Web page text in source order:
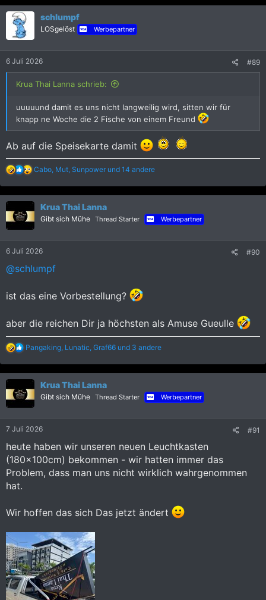
k
t
i
o
n
:
schlumpf
LOSgelöst Werbepartner
6 Juli 2026 #89
Krua Thai Lanna schrieb:
uuuuund damit es uns nicht langweilig wird, sitten wir für
knapp ne Woche die 2 Fische von einem Freund
Ab auf die Speisekarte damit
R
a
k
n
Cabo Mut Sunpower und 14 andere
Krua Thai Lanna
Gibt sich Mühe Thread Starter Werbepartner
6 Juli 2026 #90
@schlumpf
ist das eine Vorbestellung?
aber die reichen Dir ja höchsten als Amuse Gueulle
R
a
k
i
n
Pangaking Lunatic Graf66 und 3 andere
Krua Thai Lanna
Gibt sich Mühe Thread Starter Werbepartner
7 Juli 2026 #91
heute haben wir unseren neuen Leuchtkasten
(180x100cm) bekommen - wir hatten immer das
Problem, dass man uns nicht wirklich wahrgenommen
hat.
Wir hoffen das sich Das jetzt ändert